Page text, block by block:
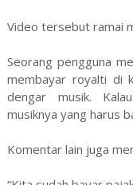
Video tersebut ramai
Seorang pengguna
membayar royalti di
dengar musik.
musiknya yang harus
Komentar lain juga